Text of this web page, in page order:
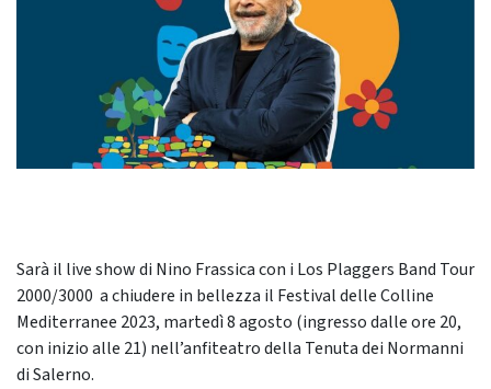
Sarà il live show di Nino Frassica con i Los Plaggers Band Tour
2000/3000 a chiudere in bellezza il Festival delle Colline
Mediterranee 2023, martedì 8 agosto (ingresso dalle ore 20,
con inizio alle 21) nell’anfiteatro della Tenuta dei Normanni
di Salerno.